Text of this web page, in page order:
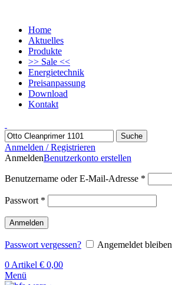
Home
Aktuelles
Produkte
>> Sale <<
Energietechnik
Preisanpassung
Download
Kontakt
Suche
Anmelden / Registrieren
AnmeldenBenutzerkonto erstellen
Benutzername oder E-Mail-Adresse *
Passwort *
Anmelden
Passwort vergessen?
Angemeldet bleiben
0 Artikel € 0,00
Menü